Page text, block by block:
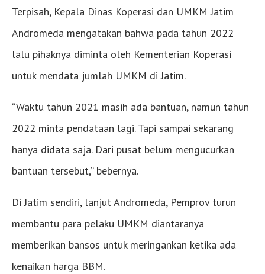
Terpisah, Kepala Dinas Koperasi dan UMKM Jatim
Andromeda mengatakan bahwa pada tahun 2022
lalu pihaknya diminta oleh Kementerian Koperasi
untuk mendata jumlah UMKM di Jatim.
“Waktu tahun 2021 masih ada bantuan, namun tahun
2022 minta pendataan lagi. Tapi sampai sekarang
hanya didata saja. Dari pusat belum mengucurkan
bantuan tersebut,” bebernya.
Di Jatim sendiri, lanjut Andromeda, Pemprov turun
membantu para pelaku UMKM diantaranya
memberikan bansos untuk meringankan ketika ada
kenaikan harga BBM.